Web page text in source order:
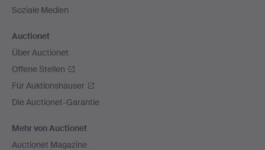
Soziale Medien
Auctionet
Über Auctionet
Offene Stellen
Für Auktionshäuser
Die Auctionet-Garantie
Mehr von Auctionet
Auctionet Magazine